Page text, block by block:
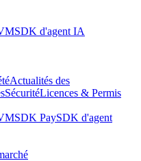
SDK d'agent IA
Actualités des
SécuritéLicences & Permis
SDK PaySDK d'agent